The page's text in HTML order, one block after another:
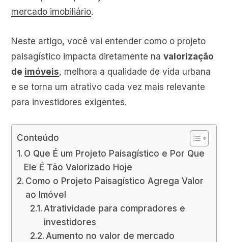
mercado imobiliário.
Neste artigo, você vai entender como o projeto
paisagístico impacta diretamente na valorização
de imóveis, melhora a qualidade de vida urbana
e se torna um atrativo cada vez mais relevante
para investidores exigentes.
Conteúdo
O Que É um Projeto Paisagístico e Por Que
Ele É Tão Valorizado Hoje
Como o Projeto Paisagístico Agrega Valor
ao Imóvel
Atratividade para compradores e
investidores
Aumento no valor de mercado